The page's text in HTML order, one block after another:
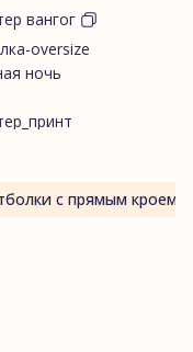
вангог
oversize
ночь
с прямым кроем